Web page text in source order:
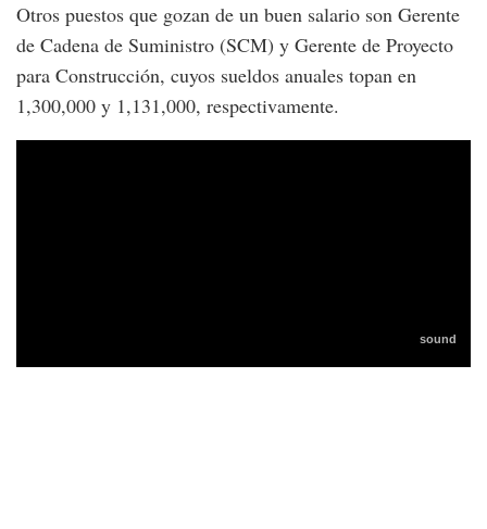
Otros puestos que gozan de un buen salario son Gerente
de Cadena de Suministro (SCM) y Gerente de Proyecto
para Construcción, cuyos sueldos anuales topan en
1,300,000 y 1,131,000, respectivamente.